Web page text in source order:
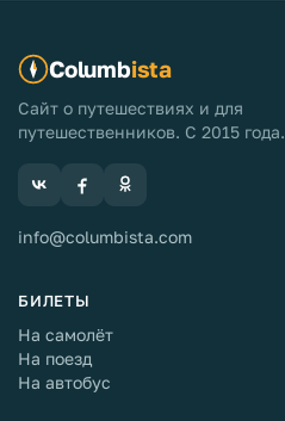
Columbista
Сайт о путешествиях и для
путешественников. С 2015 года.
info@columbista.com
БИЛЕТЫ
На самолёт
На поезд
На автобус